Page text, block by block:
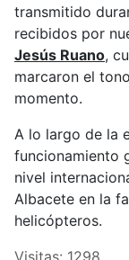
transmitido
recibidos por
Jesús Ruano,
marcaron el
momento.
A lo largo de la
funcionamiento
nivel
Albacete en la
helicópteros.
Visitas: 1298